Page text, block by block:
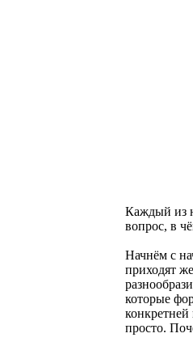
Каждый из
вопрос, в
Начнём с
приходят
которые
просто.